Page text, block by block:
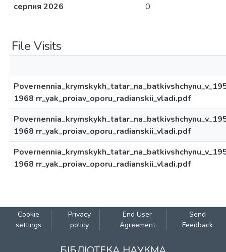
серпня 2026
0
File Visits
1968 rr_yak_proiav_oporu_radianskii_vladi.pdf
1968 rr_yak_proiav_oporu_radianskii_vladi.pdf
1968 rr_yak_proiav_oporu_radianskii_vladi.pdf
Cookie
settings
Privacy
policy
End User
Agreement
Send
Feedback